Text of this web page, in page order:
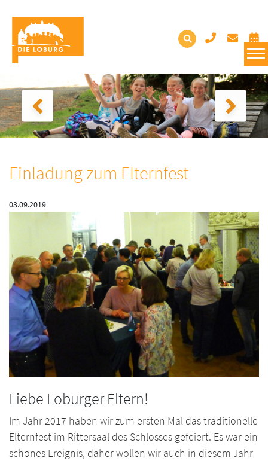
Einladung zum Elternfest
03.09.2019
Liebe Loburger Eltern!
Im Jahr 2017 haben wir zum ersten Mal das traditionelle
Elternfest im Rittersaal des Schlosses gefeiert. Es war ein
schönes Ereignis, daher wollen wir auch in diesem Jahr